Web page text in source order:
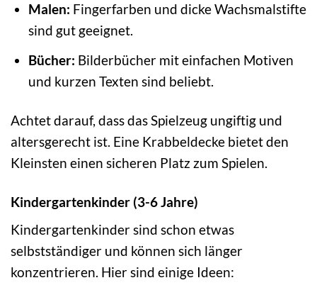
Malen: Fingerfarben und dicke Wachsmalstifte
sind gut geeignet.
Bücher: Bilderbücher mit einfachen Motiven
und kurzen Texten sind beliebt.
Achtet darauf, dass das Spielzeug ungiftig und
altersgerecht ist. Eine Krabbeldecke bietet den
Kleinsten einen sicheren Platz zum Spielen.
Kindergartenkinder (3-6 Jahre)
Kindergartenkinder sind schon etwas
selbstständiger und können sich länger
konzentrieren. Hier sind einige Ideen: